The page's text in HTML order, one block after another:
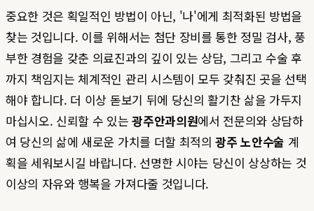
중요한 것은 획일적인 방법이 아닌, '나'에게 최적화된 방법을
찾는 것입니다. 이를 위해서는 첨단 장비를 통한 정밀 검사, 풍
부한 경험을 갖춘 의료진과의 깊이 있는 상담, 그리고 수술 후
까지 책임지는 체계적인 관리 시스템이 모두 갖춰진 곳을 선택
해야 합니다. 더 이상 돋보기 뒤에 당신의 활기찬 삶을 가두지
마십시오. 신뢰할 수 있는광주안과의원에서 전문의와 상담하
여 당신의 삶에 새로운 가치를 더할 최적의광주 노안수술 계
획을 세워보시길 바랍니다. 선명한 시야는 당신이 상상하는 것
이상의 자유와 행복을 가져다줄 것입니다.